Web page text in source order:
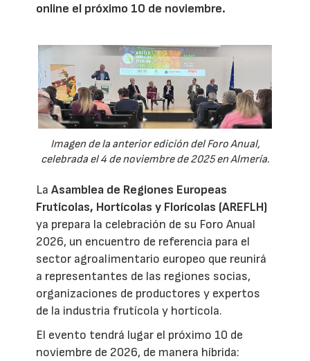
online el próximo 10 de noviembre.
Imagen de la anterior edición del Foro Anual,
celebrada el 4 de noviembre de 2025 en Almería.
LaAsamblea de Regiones Europeas
Frutícolas, Hortícolas y Florícolas (AREFLH)
ya prepara la celebración de su Foro Anual
2026, un encuentro de referencia para el
sector agroalimentario europeo que reunirá
a representantes de las regiones socias,
organizaciones de productores y expertos
de la industria frutícola y hortícola.
El evento tendrá lugar el próximo 10 de
noviembre de 2026, de manera híbrida: